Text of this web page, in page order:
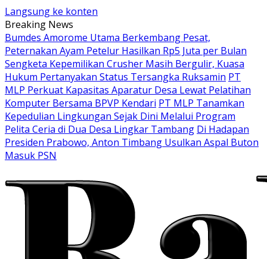
Langsung ke konten
Breaking News
Bumdes Amorome Utama Berkembang Pesat,
Peternakan Ayam Petelur Hasilkan Rp5 Juta per Bulan
Sengketa Kepemilikan Crusher Masih Bergulir, Kuasa
Hukum Pertanyakan Status Tersangka Ruksamin PT
MLP Perkuat Kapasitas Aparatur Desa Lewat Pelatihan
Komputer Bersama BPVP Kendari PT MLP Tanamkan
Kepedulian Lingkungan Sejak Dini Melalui Program
Pelita Ceria di Dua Desa Lingkar Tambang Di Hadapan
Presiden Prabowo, Anton Timbang Usulkan Aspal Buton
Masuk PSN